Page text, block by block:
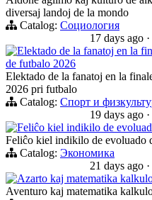
diversaj landoj de la mondo
Catalog: Социология
17 days ago ·
Elektado de la fanatoj en la
de futbalo 2026
Elektado de la fanatoj en la
2026 pri futbalo
Catalog: Спорт и
19 days ago ·
Feliĉo kiel indikilo de
Feliĉo kiel indikilo de evoluado
Catalog: Экономика
21 days ago ·
Azarto kaj matematika
Aventuro kaj matematika